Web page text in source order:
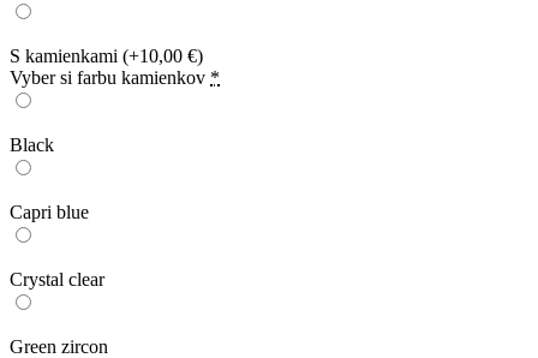
S kamienkami (+10,00 €)
Vyber si farbu kamienkov *
Black
Capri blue
Crystal clear
Green zircon